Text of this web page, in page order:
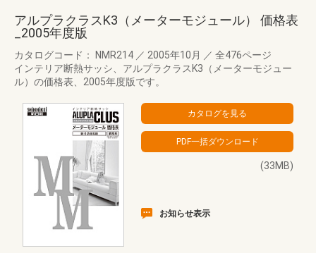
アルプラクラスK3（メーターモジュール） 価格表
_2005年度版
カタログコード： NMR214 ／ 2005年10月 ／ 全476ページ
インテリア断熱サッシ、アルプラクラスK3（メーターモジュー
ル）の価格表、2005年度版です。
(33MB)
お知らせ表示